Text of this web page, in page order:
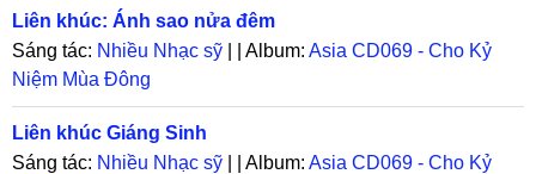
Liên khúc: Ánh sao nửa đêm
Sáng tác: Nhiều Nhạc sỹ | | Album: Asia CD069 - Cho Kỷ
Niệm Mùa Đông
Liên khúc Giáng Sinh
Sáng tác: Nhiều Nhạc sỹ | | Album: Asia CD069 - Cho Kỷ